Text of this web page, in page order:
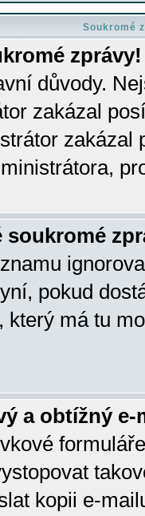
Soukromé
zprávy!
důvody.
zakázal
zakázal
soukromé
pokud
který má tu
a obtížný
kopii e-